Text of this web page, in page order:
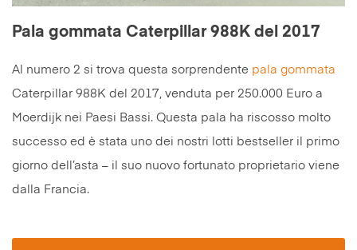
Pala gommata Caterpillar 988K del 2017
Al numero 2 si trova questa sorprendente pala gommata
Caterpillar 988K del 2017, venduta per 250.000 Euro a
Moerdijk nei Paesi Bassi. Questa pala ha riscosso molto
successo ed è stata uno dei nostri lotti bestseller il primo
giorno dell’asta – il suo nuovo fortunato proprietario viene
dalla Francia.